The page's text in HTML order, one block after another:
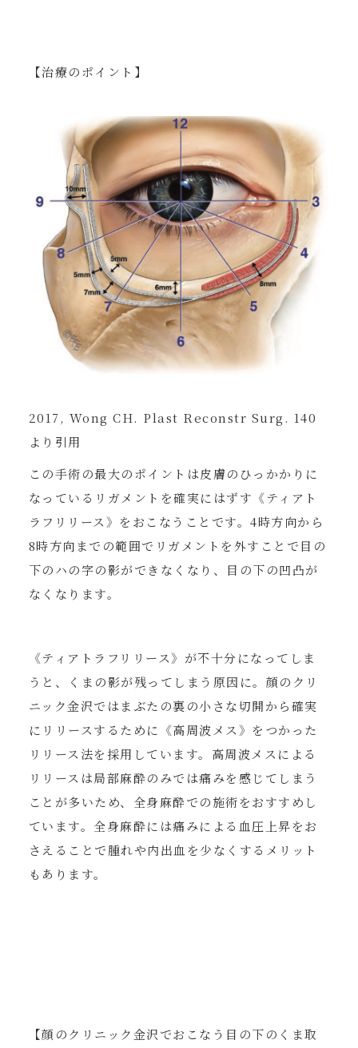
【治療のポイント】
2017, Wong CH. Plast Reconstr Surg. 140
より引用
この手術の最大のポイントは皮膚のひっかかりに
なっているリガメントを確実にはずす《ティアト
ラフリリース》をおこなうことです。4時方向から
8時方向までの範囲でリガメントを外すことで目の
下のハの字の影ができなくなり、目の下の凹凸が
なくなります。
《ティアトラフリリース》が不十分になってしま
うと、くまの影が残ってしまう原因に。顔のクリ
ニック金沢ではまぶたの裏の小さな切開から確実
にリリースするために《高周波メス》をつかった
リリース法を採用しています。高周波メスによる
リリースは局部麻酔のみでは痛みを感じてしまう
ことが多いため、全身麻酔での施術をおすすめし
ています。全身麻酔には痛みによる血圧上昇をお
さえることで腫れや内出血を少なくするメリット
もあります。
【顔のクリニック金沢でおこなう目の下のくま取